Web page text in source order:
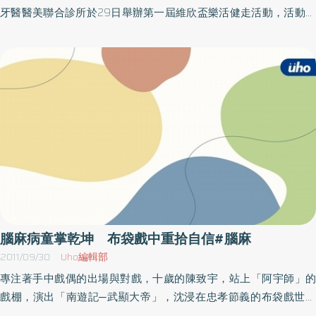
取綜合治療 復健搭配針灸與推拿按摩 腦性麻痺也可透過針灸進行
熟、生產過程不順利導致腦部缺氧受傷或是出生後腦部受到傷害，
以致腦部出現問題，腦性麻痺一定伴有肢體運動功能的障礙，還可
能併有智能、聽力、視力方面的問題，尤其是運動區一旦損傷，就
會造成肢體運動功能的障礙，古代治療方式包括針灸、推拿按摩、
服藥，腦性麻痺應是要採取綜合治療，除了西醫的復健以外，搭配
中醫針灸與推拿按摩，更可加強療效，針灸的治療腦性麻痺的原理
主要是用頭皮針，透過頭皮上特定部位的刺激並反射到腦組織，讓
腦組織的分化跟代償可以更好。 (孫茂峰醫師於英國倫敦西敏大學傳
統醫藥學術研討會。 圖片提供／孫茂峰醫師) 針灸前不要空腹 空腹
血管收縮容易造成暈針的現象 孫茂峰醫師表示，一般的針灸，尤其
是所謂的針刺還是有些許的危險性，雖然比例很低但還是有可能發
生，因此務必要特別小心注意，在針灸之前不要空腹，因為空腹的
時候血管收縮，容易造成暈針的現象，暈針是較為常見的狀況，有
些第一次扎針的病人可能是由於心情緊張害怕、前一晚沒睡好，或
是因為空腹血流不夠，在扎針的時候血管收縮，尤其是腦部的血管
定角度不正確或使用不當／骨盆帶一定要能貫穿骨盆兩側，如果沒
正確使用骨盆帶，易造成兒童滑落。補救辦法為將骨盆固定帶收緊
時候，可在骨盆帶兩側使用軟襯墊，反倒是不綁緊時，兒童因往前
滑使得骨盆後傾造成尾骨承重，不可不慎。
牙醫醫美聯合診所於29日舉辦第一屆維欣盃樂活健走活動，活動當
合適的就業工作，呼籲大家一同關懷弱勢。為公益而走！邱國杰院
長表示，此次活動最大的特色是為公益而走，並推動腦麻及視障關
懷，將把捐款用在協助他們就業，讓他們能擁有穩定的工作機會；
邱國杰院長致力於公益上，他在自家診所內設置按摩小站，不只提
供看診病人免費10分鐘的肩頸紓壓體驗、緩解看牙恐懼外，也讓視
障朋友有一個舒適的就業環境和穩定的收入來源，相當用心。此
外，邱院長亦在佳節送禮時刻，主動詢問腦麻協會的禮盒採購，希
望讓朋友吃的開心，同時讓腦麻朋友們有持續的工作機會。為此，
更希望透過這次健走活動，號召更多人一起做公益、分享愛。
腦麻病童掌乾坤 布袋戲中重拾自信#腦麻
2011/09/30 Uho編輯部
專注著手中戲偶的出場與對戲，十歲的陳致宇，站上「阿宇師」的
戲棚，演出「南遊記─武顯大帝」，沈浸在忠孝節義的布袋戲世界